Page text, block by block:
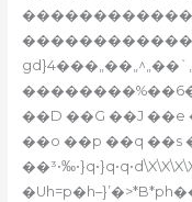
��D ��G ��J
��o ��p ��q ��s